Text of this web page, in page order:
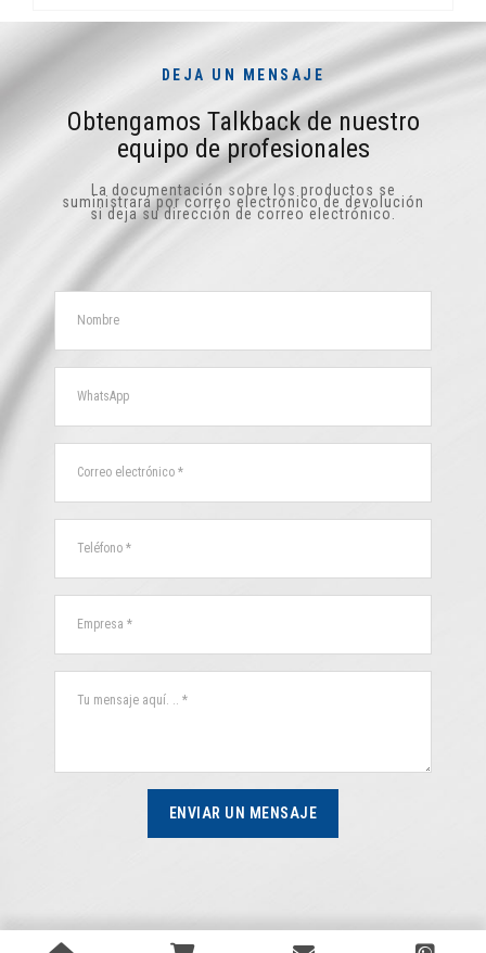
DEJA UN MENSAJE
Obtengamos Talkback de nuestro
equipo de profesionales
La documentación sobre los productos se
suministrará por correo electrónico de devolución
si deja su dirección de correo electrónico.
ENVIAR UN MENSAJE